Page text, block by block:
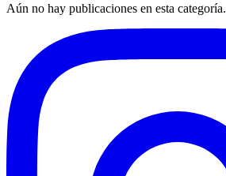
Aún no hay publicaciones en esta categoría.